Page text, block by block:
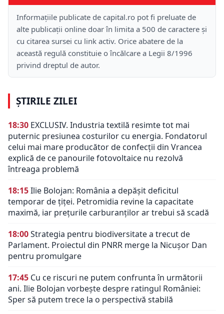
Informațiile publicate de capital.ro pot fi preluate de
alte publicații online doar în limita a 500 de caractere și
cu citarea sursei cu link activ. Orice abatere de la
această regulă constituie o încălcare a Legii 8/1996
privind dreptul de autor.
ȘTIRILE ZILEI
18:30 EXCLUSIV. Industria textilă resimte tot mai
puternic presiunea costurilor cu energia. Fondatorul
celui mai mare producător de confecții din Vrancea
explică de ce panourile fotovoltaice nu rezolvă
întreaga problemă
18:15Ilie Bolojan: România a depășit deficitul
temporar de țiței. Petromidia revine la capacitate
maximă, iar prețurile carburanților ar trebui să scadă
18:00Strategia pentru biodiversitate a trecut de
Parlament. Proiectul din PNRR merge la Nicușor Dan
pentru promulgare
17:45 Cu ce riscuri ne putem confrunta în următorii
ani. Ilie Bolojan vorbește despre ratingul României:
Sper să putem trece la o perspectivă stabilă